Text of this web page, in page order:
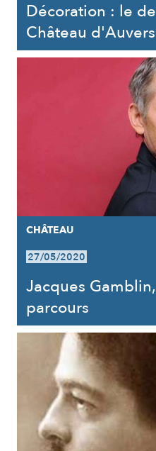
Décoration : le
Château d'Auvers
CHÂTEAU
27/05/2020
Jacques
parcours